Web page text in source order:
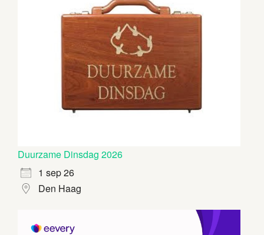
Duurzame Dinsdag 2026
1 sep 26
Den Haag